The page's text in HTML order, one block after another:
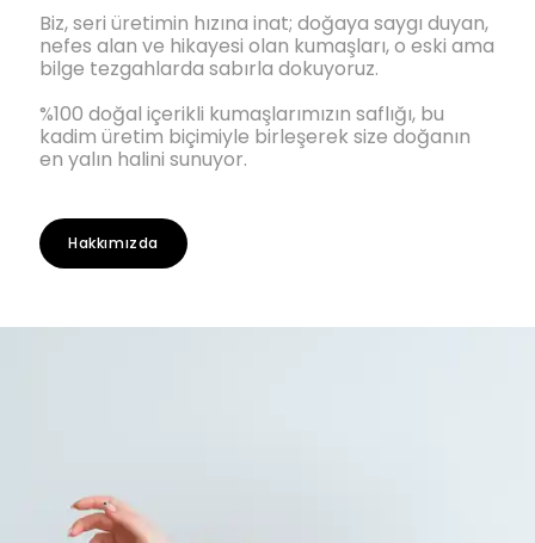
Biz, seri üretimin hızına inat; doğaya saygı duyan,
nefes alan ve hikayesi olan kumaşları, o eski ama
bilge tezgahlarda sabırla dokuyoruz.
%100 doğal içerikli kumaşlarımızın saflığı, bu
kadim üretim biçimiyle birleşerek size doğanın
en yalın halini sunuyor.
Hakkımızda